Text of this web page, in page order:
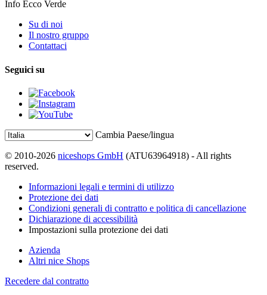
Info Ecco Verde
Su di noi
Il nostro gruppo
Contattaci
Seguici su
Cambia Paese/lingua
© 2010-2026 niceshops GmbH (ATU63964918) - All rights
reserved.
Informazioni legali e termini di utilizzo
Protezione dei dati
Condizioni generali di contratto e politica di cancellazione
Dichiarazione di accessibilità
Impostazioni sulla protezione dei dati
Azienda
Altri nice Shops
Recedere dal contratto